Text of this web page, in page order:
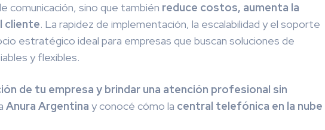
comunicación, sino que también reduce costos, aumenta la
cliente. La rapidez de implementación, la escalabilidad y el soporte
estratégico ideal para empresas que buscan soluciones de
y flexibles.
de tu empresa y brindar una atención profesional sin
Anura Argentina y conocé cómo la central telefónica en la nube